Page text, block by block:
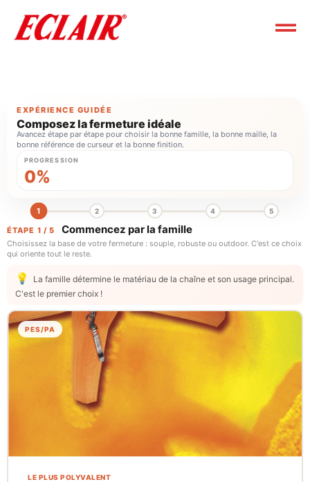
EXPÉRIENCE GUIDÉE
Composez la fermeture idéale
Avancez étape par étape pour choisir la bonne famille, la bonne maille, la
bonne référence de curseur et la bonne finition.
PROGRESSION
0%
1 2 3 4 5
ÉTAPE 1 / 5 Commencez par la famille
Choisissez la base de votre fermeture : souple, robuste ou outdoor. C'est ce choix
qui oriente tout le reste.
💡
La famille détermine le matériau de la chaîne et son usage principal.
C'est le premier choix !
PES/PA
LE PLUS POLYVALENT